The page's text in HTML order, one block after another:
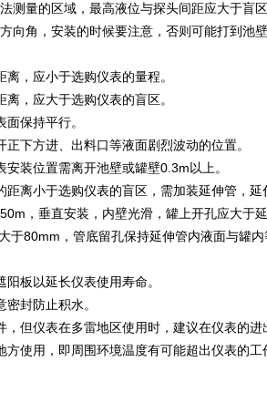
测量的区域，最高液位与探头间距应大于盲
向角，安装的时候要注意，否则可能打到池
，应小于选购仪表的量程。
，应大于选购仪表的盲区。
保持平行。
下方进、出料口等液面剧烈波动的位置。
装位置需离开池壁或罐壁0.3m以上。
距离小于选购仪表的盲区，需加装延伸管，延
，垂直安装，内壁光滑，罐上开孔应大于延
80mm，管底留孔保持延伸管内液面与罐内
板以延长仪表使用寿命。
封防止积水。
但仪表在多雷地区使用时，建议在仪表的进
使用，即周围环境温度有可能超出仪表的